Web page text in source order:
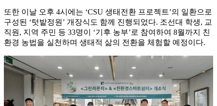
또한 이날 오후 4시에는 ‘CSU 생태전환 프로젝트’의 일환으로
구성된 ‘텃밭정원’ 개장식도 함께 진행되었다. 조선대 학생, 교
직원, 지역 주민 등 33명이 ‘기후 농부’로 참여하여 8월까지 친
환경 농법을 실천하며 생태적 삶의 전환을 체험할 예정이다.